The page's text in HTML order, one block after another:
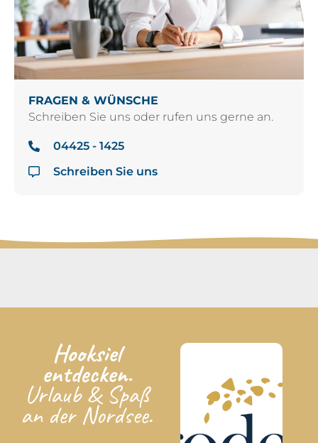
FRAGEN & WÜNSCHE
Schreiben Sie uns oder rufen uns gerne an.
04425 - 1425
Schreiben Sie uns
Hooksiel
entdecken.
Urlaub & Spaß
an der Nordsee.